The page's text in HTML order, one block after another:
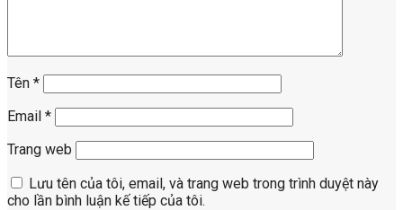
Tên *
Email *
Trang web
Lưu tên của tôi, email, và trang web trong trình duyệt này
cho lần bình luận kế tiếp của tôi.